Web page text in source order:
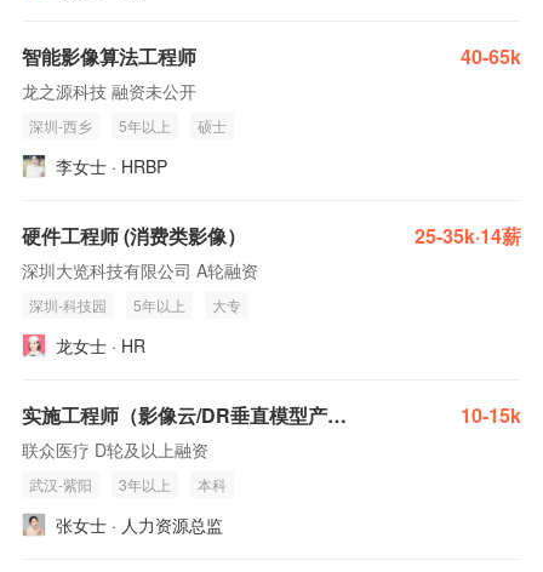
智能影像算法工程师 40-65k
龙之源科技 融资未公开
深圳-西乡 5年以上 硕士
李女士 · HRBP
硬件工程师 (消费类影像） 25-35k·14薪
深圳大览科技有限公司 A轮融资
深圳-科技园 5年以上 大专
龙女士 · HR
实施工程师（影像云/DR垂直模型产品交付） 10-15k
联众医疗 D轮及以上融资
武汉-紫阳 3年以上 本科
张女士 · 人力资源总监